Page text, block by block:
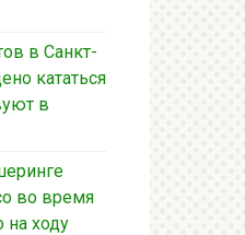
в Санкт-
кататься
в
во время
на ходу